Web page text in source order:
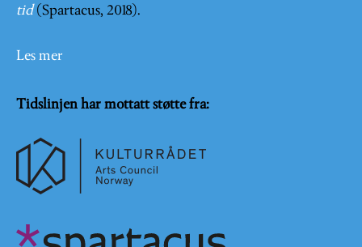
tid (Spartacus, 2018).
Les mer
Tidslinjen har mottatt støtte fra: